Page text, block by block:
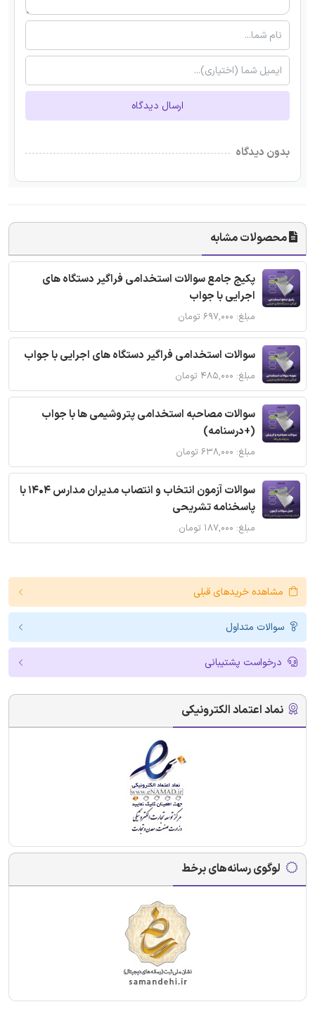
ارسال دیدگاه
بدون دیدگاه
محصولات مشابه
پکیج جامع سوالات استخدامی فراگیر دستگاه های
اجرایی با جواب
مبلغ: ۶۹۷,۰۰۰ تومان
سوالات استخدامی فراگیر دستگاه های اجرایی با جواب
مبلغ: ۴۸۵,۰۰۰ تومان
سوالات مصاحبه استخدامی پتروشیمی ها با جواب
(+درسنامه)
مبلغ: ۶۳۸,۰۰۰ تومان
سوالات آزمون انتخاب و انتصاب مدیران مدارس 1404 با
پاسخنامه تشریحی
مبلغ: ۱۸۷,۰۰۰ تومان
مشاهده خریدهای قبلی
سوالات متداول
درخواست پشتیبانی
نماد اعتماد الکترونیکی
لوگوی رسانه‌های برخط